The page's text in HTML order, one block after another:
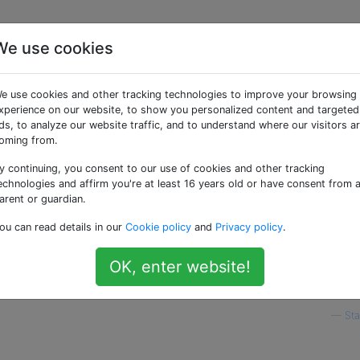
aber kein
Listener ... Der beste Weg, um sicherzustellen, dass
darin, nur schwache Verweise auf sie zu speichern,
in einer
WeakHashMap speichern.
Framework kein WeakSet ?
use cookies
use cookies and other tracking technologies to improve your browsing
on our website, to show you personalized content and targeted
to analyze our website traffic, and to understand where our visitors
from.
continuing, you consent to our use of cookies and other tracking
and affirm you're at least 16 years old or have consent from a
or guardian.
can read details in our Cookie policy and Privacy policy.
OK, enter website!